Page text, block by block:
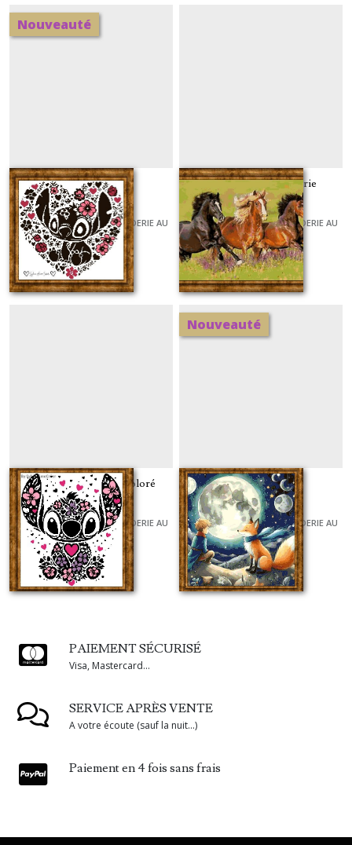
Nouveauté
Stitch 402
GRILLES ET KITS POUR BRODERIE AU
POINT DE CROIX
À partir de €
Chevaux dans la prairie
GRILLES ET KITS POUR BRODERIE AU
POINT DE CROIX
À partir de 7€
Stitch coeur hibiscus coloré
GRILLES ET KITS POUR BRODERIE AU
POINT DE CROIX
À partir de €
Nouveauté
le petit prince 02
GRILLES ET KITS POUR BRODERIE AU
POINT DE CROIX
À partir de 8€
PAIEMENT SÉCURISÉ
Visa, Mastercard...
SERVICE APRÈS VENTE
A votre écoute (sauf la nuit...)
Paiement en 4 fois sans frais